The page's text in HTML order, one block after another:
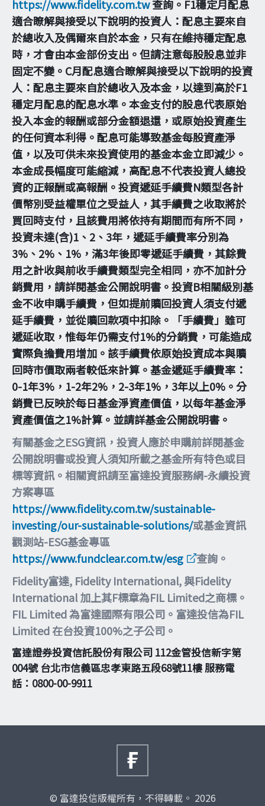
https://www.fidelity.com.tw查詢。F1穩定月配息
適合瞭解與接受以下說明的投資人：配息主要來自
於總收入及偶爾來自於本金，只有在維持穩定配息
時，才會由本金部份支出。但請注意每股股息並非
固定不變。C月配息適合瞭解與接受以下說明的投資
人：配息主要來自於總收入及本金，以達到高於F1
穩定月配息的配息水準。本金支付的股息代表原始
投入本金的報酬或部分金額退還，或原始投資產生
的任何資本利得。配息可能導致基金每股資產淨
值，以及可供未來投資使用的基金本金立即減少。
本金成長幅度可能縮減，高配息不代表投資人總投
資的正報酬或高報酬。投資遞延手續費N類型各計
價幣別受益權單位之受益人，其手續費之收取將於
買回時支付，且該費用將依持有期間而有所不同，
投資未達(含)1、2、3年，遞延手續費率分別為
3%、2%、1%，滿3年後即零遞延手續費，其餘費
用之計收與前收手續費類型完全相同，亦不加計分
銷費用，請詳閱基金公開說明書。投資B相關級別基
金不收申購手續費，但如提前贖回投資人須支付遞
延手續費，並從贖回款項中扣除。「手續費」雖可
遞延收取，惟每年仍需支付1%的分銷費，可能造成
實際負擔費用增加。該手續費依原始投資成本與贖
回時市價取兩者較低來計算。基金遞延手續費率：
0-1年3%，1-2年2%，2-3年1%，3年以上0%。分
銷費已反映於每日基金淨資產價值，以每年基金淨
資產價值之1%計算。並請詳基金公開說明書。
有關基金之ESG資訊，投資人應於申購前詳閱基金
公開說明書或投資人須知所載之基金所有特色或目
標等資訊。相關資訊請至富達投資服務網-永續投資
方案專區
https://www.fidelity.com.tw/sustainable-
investing/our-sustainable-solutions/或基金資訊
觀測站-ESG基金專區
https://www.fundclear.com.tw/esg
查詢。
Fidelity富達, Fidelity International, 與Fidelity
International 加上其F標章為FIL Limited之商標。
FIL Limited 為富達國際有限公司。富達投信為FIL
Limited 在台投資100%之子公司。
富達證券投資信託股份有限公司 112金管投信新字第
004號 台北市信義區忠孝東路五段68號11樓 服務電
話：0800-00-9911
© 富達投信版權所有，不得轉載。 2026